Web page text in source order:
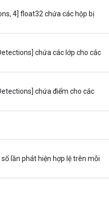
4] float32 chứa các hộp bị
chứa các lớp cho các
chứa điểm cho các
lần phát hiện hợp lệ trên mỗi